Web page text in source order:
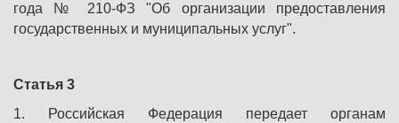
года № 210-ФЗ "Об организации предоставления
государственных и муниципальных услуг".
Статья 3
1. Российская Федерация передает органам